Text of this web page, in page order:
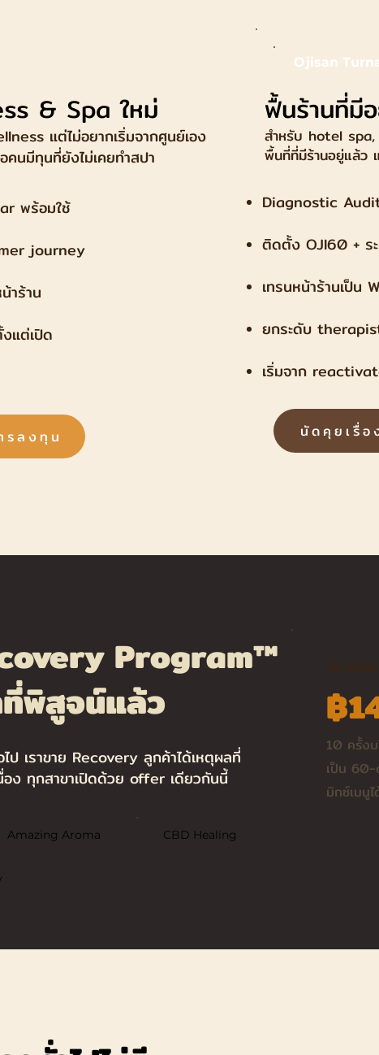
& Spa ใหม่
แต่ไม่อยากเริ่มจากศูนย์เอง
นมีทุนที่ยังไม่เคยทำสปา
พร้อมใช้
journey
าร้าน
แต่เปิด
รลงทุน
Ojisan
ฟื้นร้านที่มี
สำหรับ hotel spa,
พื้นที่ที่มีร้านอยู่แล้ว
Diagnostic Audit
ติดตั้ง OJI60 + ร
เทรนหน้าร้านเป็น
ยกระดับ
เริ่มจาก
นัดคุยเรื่
Program™
พิสูจน์แล้ว
ป เราขาย Recovery ลูกค้าได้เหตุผลที่
อง ทุกสาขาเปิดด้วย offer เดียวกันนี้
Amazing Aroma CBD Healing
฿
10 ครั้ง
เป็น 60-
มิกซ์เมนู